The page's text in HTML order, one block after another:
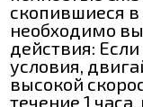
скопившиеся
необходимо
действия:
условия,
высокой
течение 1